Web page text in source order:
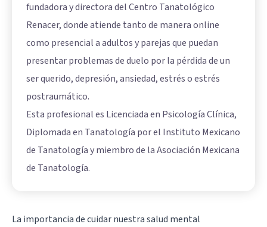
fundadora y directora del Centro Tanatológico
Renacer, donde atiende tanto de manera online
como presencial a adultos y parejas que puedan
presentar problemas de duelo por la pérdida de un
ser querido, depresión, ansiedad, estrés o estrés
postraumático.
Esta profesional es Licenciada en Psicología Clínica,
Diplomada en Tanatología por el Instituto Mexicano
de Tanatología y miembro de la Asociación Mexicana
de Tanatología.
La importancia de cuidar nuestra salud mental